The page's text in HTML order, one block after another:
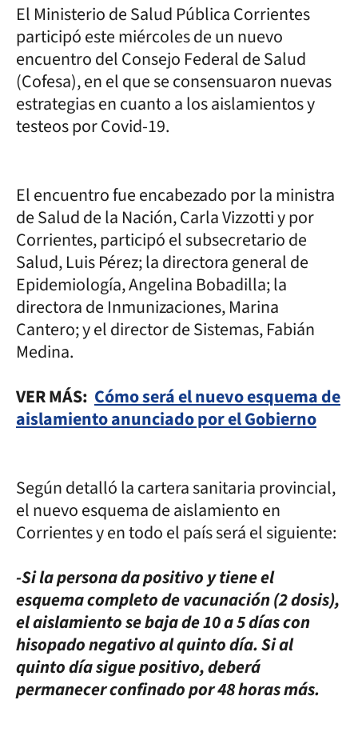
El Ministerio de Salud Pública Corrientes
participó este miércoles de un nuevo
encuentro del Consejo Federal de Salud
(Cofesa), en el que se consensuaron nuevas
estrategias en cuanto a los aislamientos y
testeos por Covid-19.
El encuentro fue encabezado por la ministra
de Salud de la Nación, Carla Vizzotti y por
Corrientes, participó el subsecretario de
Salud, Luis Pérez; la directora general de
Epidemiología, Angelina Bobadilla; la
directora de Inmunizaciones, Marina
Cantero; y el director de Sistemas, Fabián
Medina.
VER MÁS: Cómo será el nuevo esquema de
aislamiento anunciado por el Gobierno
Según detalló la cartera sanitaria provincial,
el nuevo esquema de aislamiento en
Corrientes y en todo el país será el siguiente:
-Si la persona da positivo y tiene el
esquema completo de vacunación (2 dosis),
el aislamiento se baja de 10 a 5 días con
hisopado negativo al quinto día. Si al
quinto día sigue positivo, deberá
permanecer confinado por 48 horas más.